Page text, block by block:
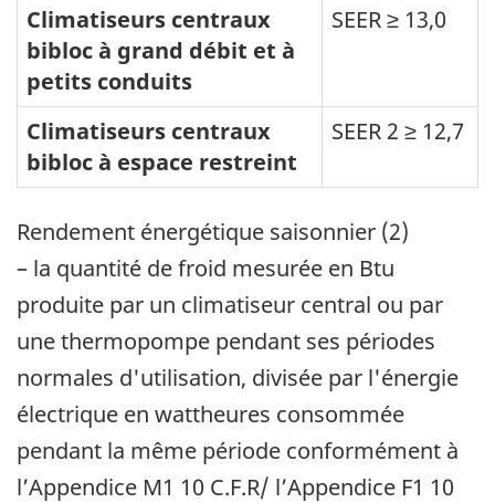
Climatiseurs centraux
bibloc à grand débit et à
petits conduits
SEER ≥ 13,0
Climatiseurs centraux
bibloc à espace restreint
SEER 2 ≥ 12,7
Rendement énergétique saisonnier (2)
– la quantité de froid mesurée en Btu
produite par un climatiseur central ou par
une thermopompe pendant ses périodes
normales d'utilisation, divisée par l'énergie
électrique en wattheures consommée
pendant la même période conformément à
l’Appendice M1 10 C.F.R/ l’Appendice F1 10